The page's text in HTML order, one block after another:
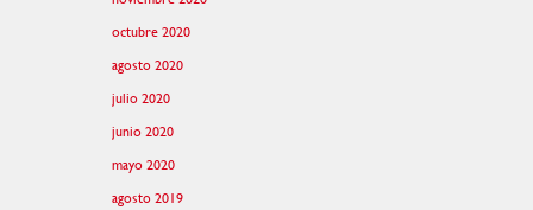
octubre 2020
agosto 2020
julio 2020
junio 2020
mayo 2020
agosto 2019